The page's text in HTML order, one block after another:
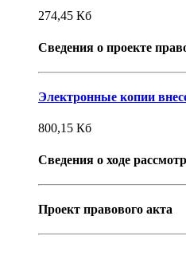
274,45 Кб
Сведения о проекте
Электронные копии
800,15 Кб
Сведения о ходе
Проект правового акта